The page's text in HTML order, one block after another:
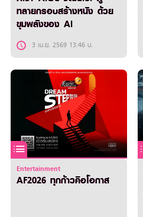
ทลายกรอบสร้างหนัง ด้วย
ขุมพลังของ AI
3 เม.ย. 2569 13:46 น.
Entertainment
AF2026 ทุกก้าวคือโอกาส